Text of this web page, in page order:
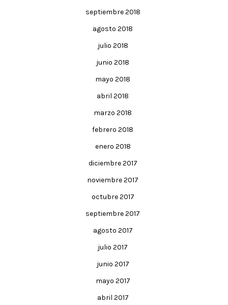
septiembre 2018
agosto 2018
julio 2018
junio 2018
mayo 2018
abril 2018
marzo 2018
febrero 2018
enero 2018
diciembre 2017
noviembre 2017
octubre 2017
septiembre 2017
agosto 2017
julio 2017
junio 2017
mayo 2017
abril 2017